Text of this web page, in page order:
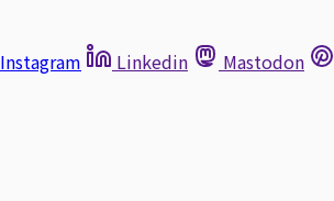
Instagram Linkedin Mastodon